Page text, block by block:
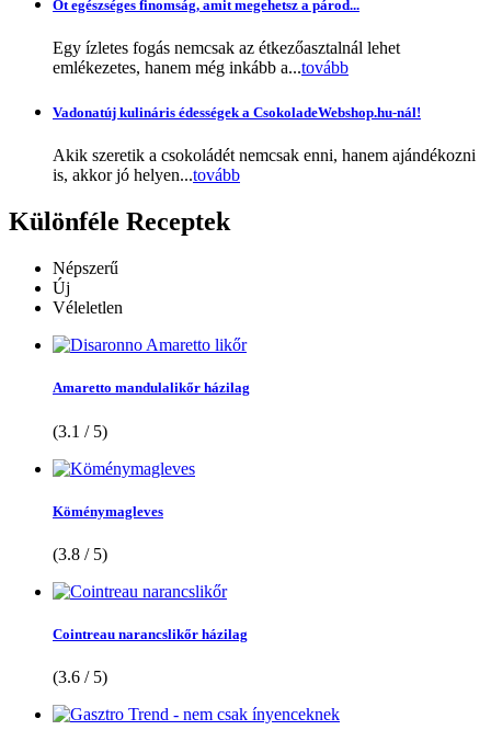
Öt egészséges finomság, amit megehetsz a párod...
Egy ízletes fogás nemcsak az étkezőasztalnál lehet
emlékezetes, hanem még inkább a...tovább
Vadonatúj kulináris édességek a CsokoladeWebshop.hu-nál!
Akik szeretik a csokoládét nemcsak enni, hanem ajándékozni
is, akkor jó helyen...tovább
Különféle Receptek
Népszerű
Új
Véleletlen
Amaretto mandulalikőr házilag
(3.1 / 5)
Köménymagleves
(3.8 / 5)
Cointreau narancslikőr házilag
(3.6 / 5)